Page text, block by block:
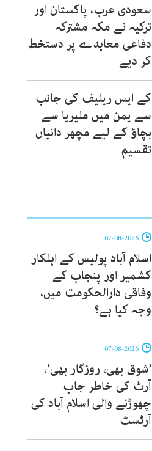
سعودی عرب، پاکستان اور
ترکیہ نے مکہ مشترکہ
دفاعی معاہدے پر دستخط
کر دیے
کے ایس ریلیف کی جانب
سے یمن میں ملیریا سے
بچاؤ کے لیے مچھر دانیاں
تقسیم
اسلام آباد پولیس کے اہلکار
کشمیر اور پنجاب کے
وفاقی دارالحکومت میں،
وجہ کیا ہے؟
’شوق بھی، روزگار بھی‘،
آرٹ کی خاطر جاب
چھوڑنے والی اسلام آباد کی
آرٹسٹ